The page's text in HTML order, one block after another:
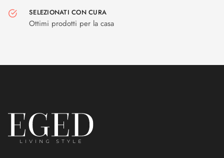
SELEZIONATI CON CURA
Ottimi prodotti per la casa